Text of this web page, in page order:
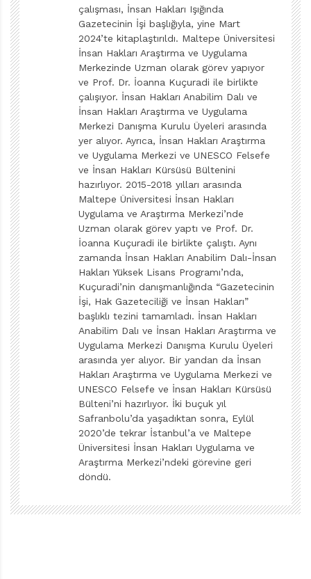
Gezegenler arası turizmin yapılabildiği bir zaman
diliminde.
Issız adaya düşseniz yanınızda götüreceğiniz
üç şey?
İşaret fişeği, köpek balığı ısırsa da parçalanmayacak
kadar dayanıklı bir bot ve çekme ihtimalinin güzelliği
nedeniyle cep telefonu.
çalışması, İnsan Hakları Işığında
Gazetecinin İşi başlığıyla, yine Mart
2024’te kitaplaştırıldı. Maltepe Üniversitesi
İnsan Hakları Araştırma ve Uygulama
Merkezinde Uzman olarak görev yapıyor
ve Prof. Dr. İoanna Kuçuradi ile birlikte
çalışıyor. İnsan Hakları Anabilim Dalı ve
İnsan Hakları Araştırma ve Uygulama
Merkezi Danışma Kurulu Üyeleri arasında
yer alıyor. Ayrıca, İnsan Hakları Araştırma
ve Uygulama Merkezi ve UNESCO Felsefe
ve İnsan Hakları Kürsüsü Bültenini
hazırlıyor. 2015-2018 yılları arasında
Maltepe Üniversitesi İnsan Hakları
Uygulama ve Araştırma Merkezi’nde
Uzman olarak görev yaptı ve Prof. Dr.
İoanna Kuçuradi ile birlikte çalıştı. Aynı
zamanda İnsan Hakları Anabilim Dalı-İnsan
Hakları Yüksek Lisans Programı’nda,
Kuçuradi’nin danışmanlığında “Gazetecinin
İşi, Hak Gazeteciliği ve İnsan Hakları”
başlıklı tezini tamamladı. İnsan Hakları
Anabilim Dalı ve İnsan Hakları Araştırma ve
Uygulama Merkezi Danışma Kurulu Üyeleri
arasında yer alıyor. Bir yandan da İnsan
Hakları Araştırma ve Uygulama Merkezi ve
UNESCO Felsefe ve İnsan Hakları Kürsüsü
Bülteni’ni hazırlıyor. İki buçuk yıl
Safranbolu’da yaşadıktan sonra, Eylül
2020’de tekrar İstanbul’a ve Maltepe
Üniversitesi İnsan Hakları Uygulama ve
Araştırma Merkezi’ndeki görevine geri
döndü.